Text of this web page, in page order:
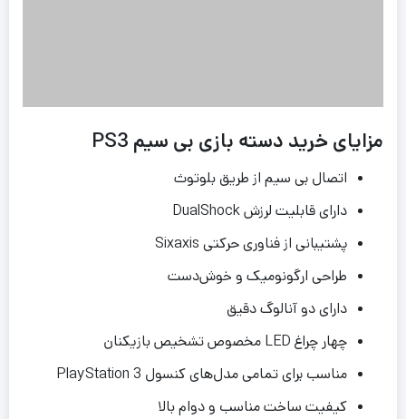
مزایای خرید دسته بازی بی سیم PS3
اتصال بی سیم از طریق بلوتوث
دارای قابلیت لرزش DualShock
پشتیبانی از فناوری حرکتی Sixaxis
طراحی ارگونومیک و خوش‌دست
دارای دو آنالوگ دقیق
چهار چراغ LED مخصوص تشخیص بازیکنان
مناسب برای تمامی مدل‌های کنسول PlayStation 3
کیفیت ساخت مناسب و دوام بالا